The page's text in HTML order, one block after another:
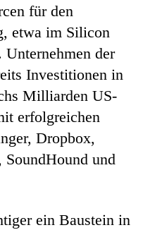
für den
etwa im Silicon
der
Investitionen in
Milliarden US-
erfolgreichen
Dropbox,
und
ein Baustein in